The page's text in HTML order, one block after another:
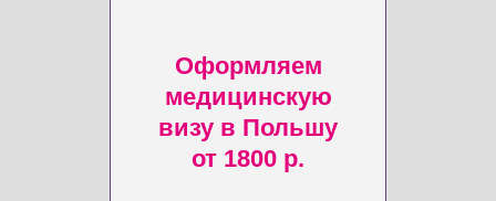
Оформляем
медицинскую
визу в Польшу
от 1800 р.